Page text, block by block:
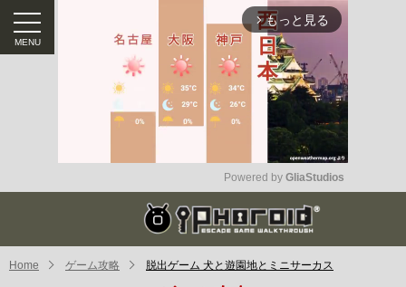
arrow_forward_ios もっと見る
Mute
Powered by GliaStudios
Home ゲーム攻略 脱出ゲーム 犬と遊園地とミニサーカス